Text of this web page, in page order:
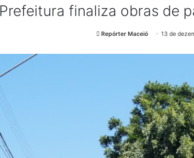
Prefeitura finaliza obras de
Repórter Maceió 13 de